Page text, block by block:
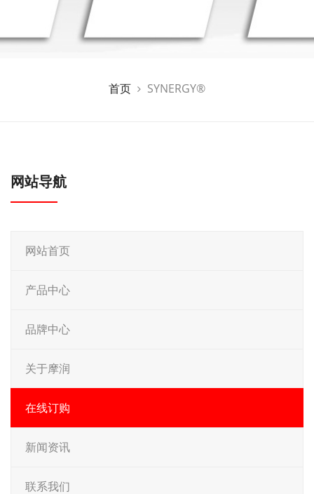
首页 SYNERGY®
网站导航
网站首页
产品中心
品牌中心
关于摩润
在线订购
新闻资讯
联系我们